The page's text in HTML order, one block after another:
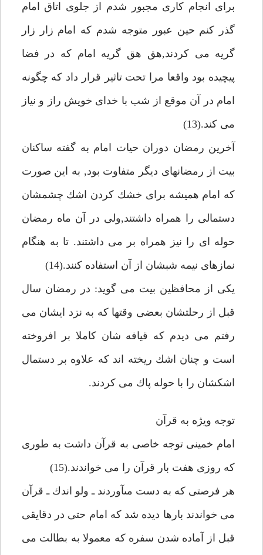
براى انجام كارى مجبور شدم از جلوى اتاق امام
گذر كنم حين عبور متوجه شدم كه امام زار زار
گريه مى كردند,هق هق گريه امام كه در فضا
پيچيده بود واقعا مرا تحت تاثير قرار داد كه چگونه
امام در آن موقع از شب با خداى خويش راز و نياز
مى كند.(13)
آخرين رمضان دوران حيات امام به گفته ساكنان
بيت از رمضانهاى ديگر متفاوت بود, به اين صورت
كه امام هميشه براى خشك كردن اشك چشمشان
دستمالى را همراه داشتند,ولى در آن ماه رمضان
حوله اى را نيز همراه بر مى داشتند. تا به هنگام
نمازهاى نيمه شبشان از آن استفاده كنند.(14)
يكى از محافظين بيت مى گويد: در رمضان سال
قبل از رحلتشان بعضى وقتها كه به نزد ايشان مى
رفتم مى ديدم كه قيافه شان كاملا بر افروخته
است و چنان اشك ريخته اند كه علاوه بر دستمال
اشكشان را با حوله پاك مى كردند.
توجه ويژه به قرآن
امام خمينى توجه خاصى به قرآن داشت به طورى
كه روزى هفت بار قرآن را مى خواندند.(15)
هر فرصتى كه به دست مىآوردند ـ ولو اندك ـ قرآن
مى خواندند بارها ديده شد كه امام حتى در دقايقى
قبل از آماده شدن سفره كه معمولا به بطالت مى